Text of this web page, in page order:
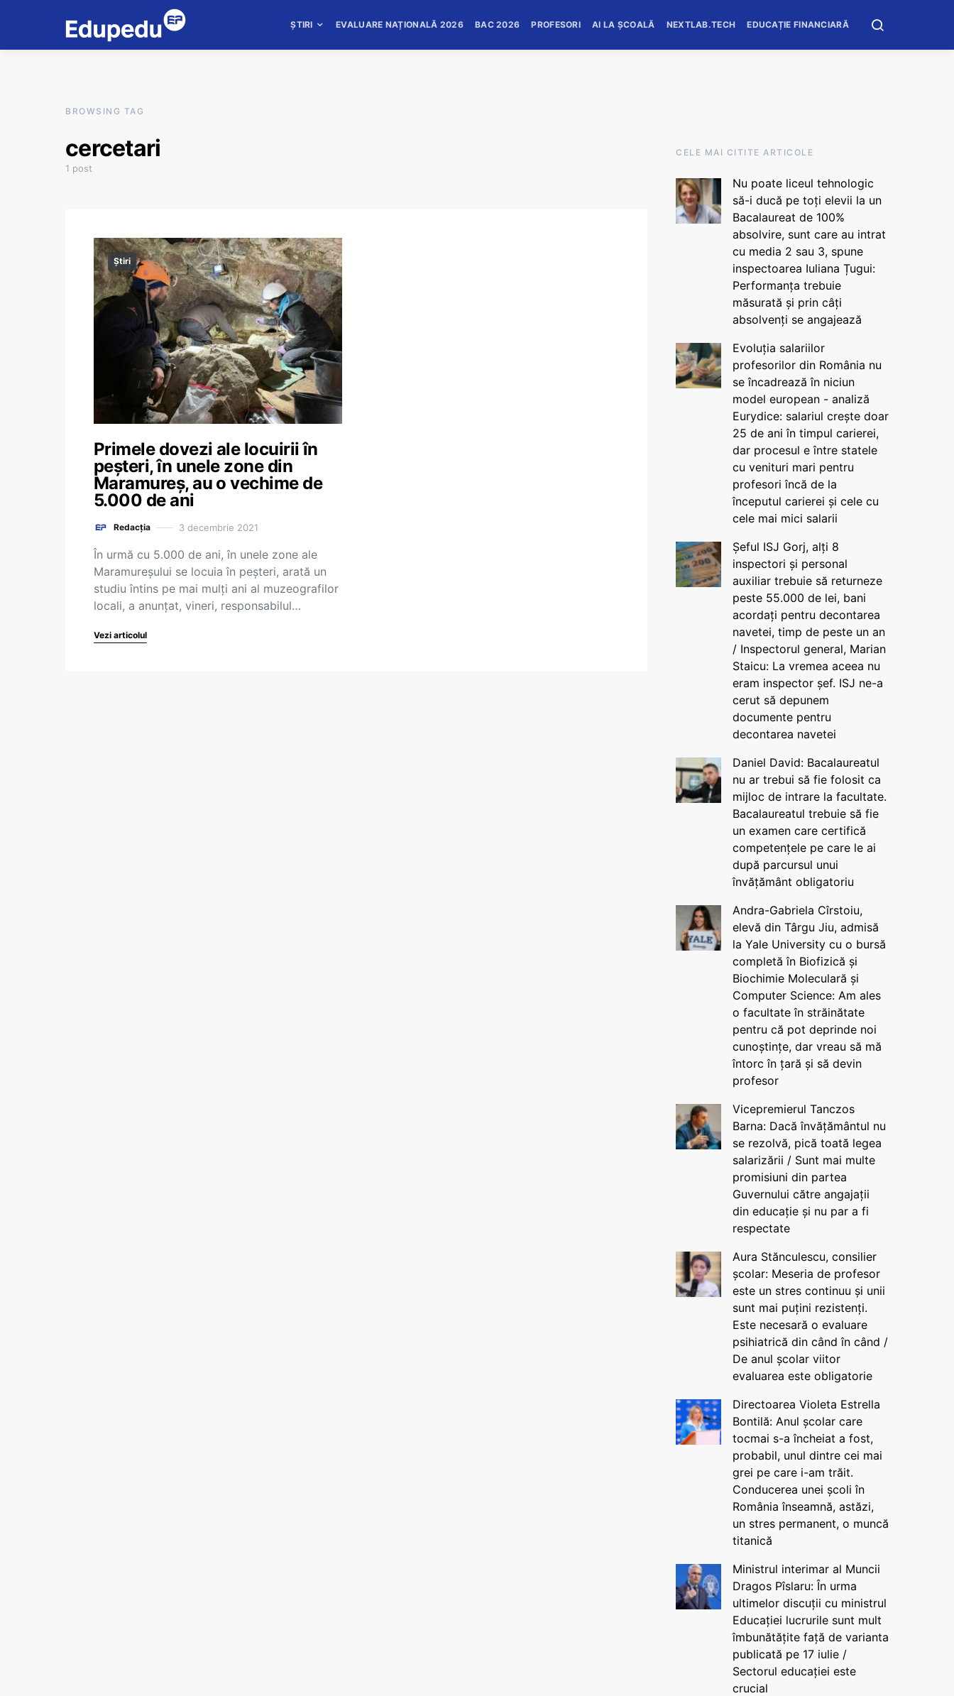
ȘTIRI EVALUARE NAȚIONALĂ 2026 BAC 2026 PROFESORI AI LA ȘCOALĂ NEXTLAB.TECH EDUCAȚIE FINANCIARĂ
BROWSING TAG
cercetari
1 post
Știri
Primele dovezi ale locuirii în
peșteri, în unele zone din
Maramureș, au o vechime de
5.000 de ani
Redacția 3 decembrie 2021
În urmă cu 5.000 de ani, în unele zone ale
Maramureşului se locuia în peşteri, arată un
studiu întins pe mai mulţi ani al muzeografilor
locali, a anunţat, vineri, responsabilul…
Vezi articolul
CELE MAI CITITE ARTICOLE
Nu poate liceul tehnologic
să-i ducă pe toți elevii la un
Bacalaureat de 100%
absolvire, sunt care au intrat
cu media 2 sau 3, spune
inspectoarea Iuliana Țugui:
Performanța trebuie
măsurată și prin câți
absolvenți se angajează
Evoluția salariilor
profesorilor din România nu
se încadrează în niciun
model european - analiză
Eurydice: salariul crește doar
25 de ani în timpul carierei,
dar procesul e între statele
cu venituri mari pentru
profesori încă de la
începutul carierei și cele cu
cele mai mici salarii
Șeful ISJ Gorj, alți 8
inspectori și personal
auxiliar trebuie să returneze
peste 55.000 de lei, bani
acordați pentru decontarea
navetei, timp de peste un an
/ Inspectorul general, Marian
Staicu: La vremea aceea nu
eram inspector șef. ISJ ne-a
cerut să depunem
documente pentru
decontarea navetei
Daniel David: Bacalaureatul
nu ar trebui să fie folosit ca
mijloc de intrare la facultate.
Bacalaureatul trebuie să fie
un examen care certifică
competențele pe care le ai
după parcursul unui
învățământ obligatoriu
Andra-Gabriela Cîrstoiu,
elevă din Târgu Jiu, admisă
la Yale University cu o bursă
completă în Biofizică și
Biochimie Moleculară și
Computer Science: Am ales
o facultate în străinătate
pentru că pot deprinde noi
cunoștințe, dar vreau să mă
întorc în țară și să devin
profesor
Vicepremierul Tanczos
Barna: Dacă învățământul nu
se rezolvă, pică toată legea
salarizării / Sunt mai multe
promisiuni din partea
Guvernului către angajații
din educație și nu par a fi
respectate
Aura Stănculescu, consilier
școlar: Meseria de profesor
este un stres continuu și unii
sunt mai puțini rezistenți.
Este necesară o evaluare
psihiatrică din când în când /
De anul școlar viitor
evaluarea este obligatorie
Directoarea Violeta Estrella
Bontilă: Anul școlar care
tocmai s-a încheiat a fost,
probabil, unul dintre cei mai
grei pe care i-am trăit.
Conducerea unei școli în
România înseamnă, astăzi,
un stres permanent, o muncă
titanică
Ministrul interimar al Muncii
Dragos Pîslaru: În urma
ultimelor discuții cu ministrul
Educației lucrurile sunt mult
îmbunătățite față de varianta
publicată pe 17 iulie /
Sectorul educației este
crucial